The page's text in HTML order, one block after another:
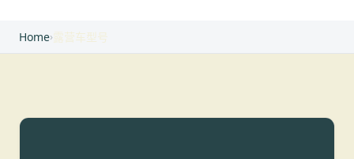
Home›露营车型号